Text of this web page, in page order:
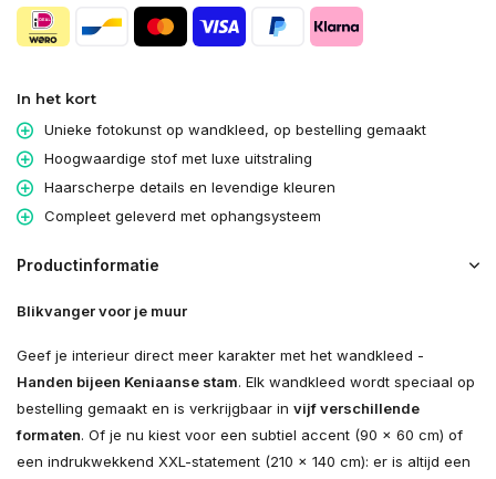
In het kort
Unieke fotokunst op wandkleed, op bestelling gemaakt
Hoogwaardige stof met luxe uitstraling
Haarscherpe details en levendige kleuren
Compleet geleverd met ophangsysteem
Productinformatie
Blikvanger voor je muur
Geef je interieur direct meer karakter met het wandkleed -
Handen bijeen Keniaanse stam. Elk wandkleed wordt speciaal op
bestelling gemaakt en is verkrijgbaar in vijf verschillende
formaten. Of je nu kiest voor een subtiel accent (90 × 60 cm) of
een indrukwekkend XXL-statement (210 × 140 cm): er is altijd een